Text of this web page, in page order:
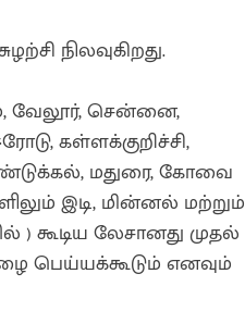
நிலவுகிறது.
வேலூர், சென்னை,
கள்ளக்குறிச்சி,
மதுரை, கோவை
இடி, மின்னல் மற்றும்
) கூடிய லேசானது முதல்
பெய்யக்கூடும் எனவும்